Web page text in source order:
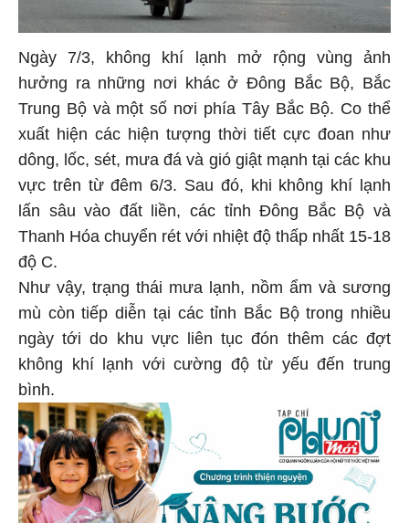
Ngày 7/3, không khí lạnh mở rộng vùng ảnh
hưởng ra những nơi khác ở Đông Bắc Bộ, Bắc
Trung Bộ và một số nơi phía Tây Bắc Bộ. Co thể
xuất hiện các hiện tượng thời tiết cực đoan như
dông, lốc, sét, mưa đá và gió giật mạnh tại các khu
vực trên từ đêm 6/3. Sau đó, khi không khí lạnh
lấn sâu vào đất liền, các tỉnh Đông Bắc Bộ và
Thanh Hóa chuyển rét với nhiệt độ thấp nhất 15-18
độ C.
Như vậy, trạng thái mưa lạnh, nồm ẩm và sương
mù còn tiếp diễn tại các tỉnh Bắc Bộ trong nhiều
ngày tới do khu vực liên tục đón thêm các đợt
không khí lạnh với cường độ từ yếu đến trung
bình.